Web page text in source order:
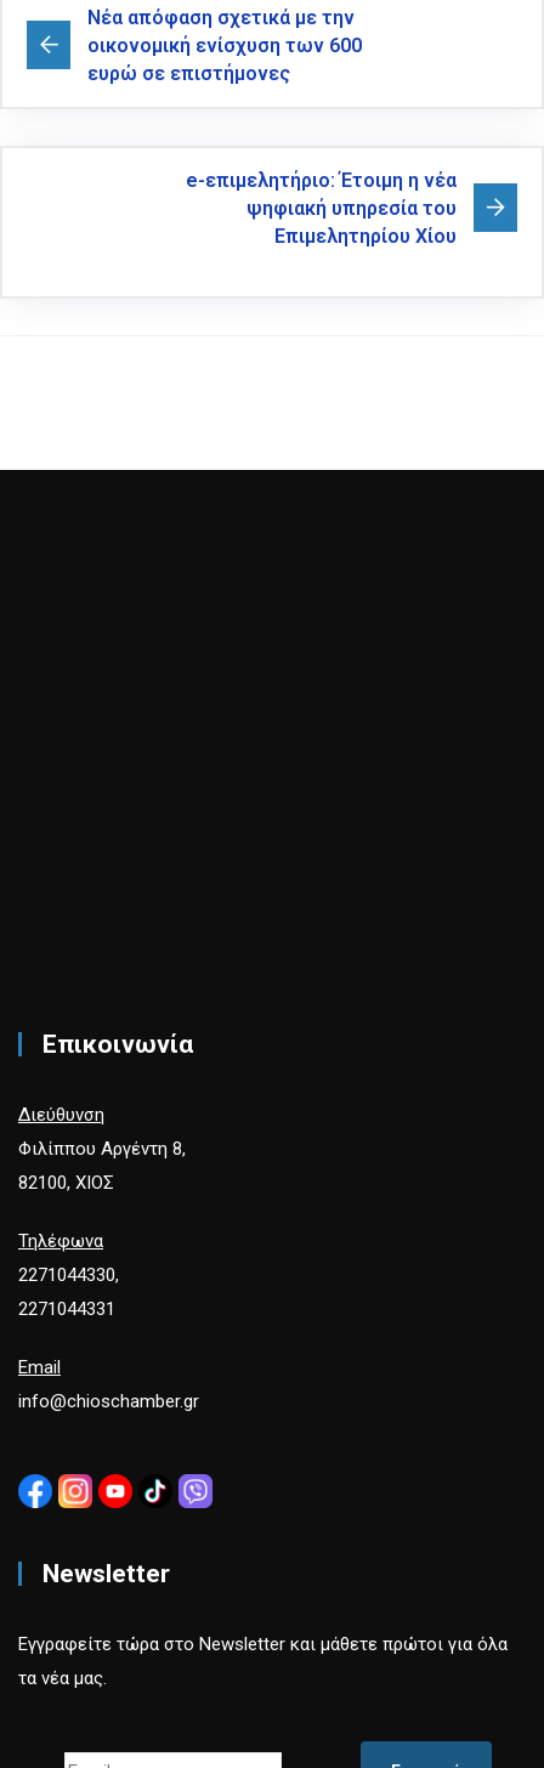
Νέα απόφαση σχετικά με την
οικονομική ενίσχυση των 600
ευρώ σε επιστήμονες
e-επιμελητήριο: Έτοιμη η νέα
ψηφιακή υπηρεσία του
Επιμελητηρίου Χίου
Επικοινωνία
Διεύθυνση
Φιλίππου Αργέντη 8,
82100, ΧΙΟΣ
Τηλέφωνα
2271044330,
2271044331
Email
info@chioschamber.gr
Newsletter
Εγγραφείτε τώρα στο Newsletter και μάθετε πρώτοι για όλα
τα νέα μας.